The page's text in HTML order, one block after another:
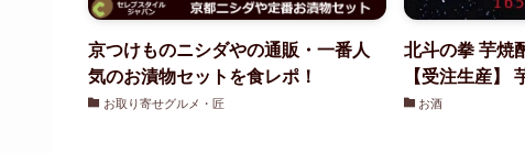
京つけものニシダやの通販・一番人
気のお漬物セットを食レポ！
お取り寄せグルメ・匠
北斗の拳 芋焼
【受注生産】
お酒